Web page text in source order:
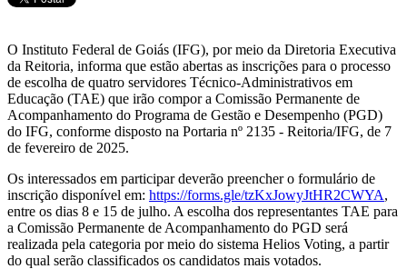
O Instituto Federal de Goiás (IFG), por meio da Diretoria Executiva
da Reitoria, informa que estão abertas as inscrições para o processo
de escolha de quatro servidores Técnico-Administrativos em
Educação (TAE) que irão compor a Comissão Permanente de
Acompanhamento do Programa de Gestão e Desempenho (PGD)
do IFG, conforme disposto na Portaria nº 2135 - Reitoria/IFG, de 7
de fevereiro de 2025.
Os interessados em participar deverão preencher o formulário de
inscrição disponível em: https://forms.gle/tzKxJowyJtHR2CWYA,
entre os dias 8 e 15 de julho. A escolha dos representantes TAE para
a Comissão Permanente de Acompanhamento do PGD será
realizada pela categoria por meio do sistema Helios Voting, a partir
do qual serão classificados os candidatos mais votados.